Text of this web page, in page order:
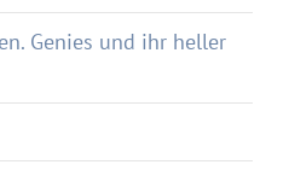
Genies und ihr heller